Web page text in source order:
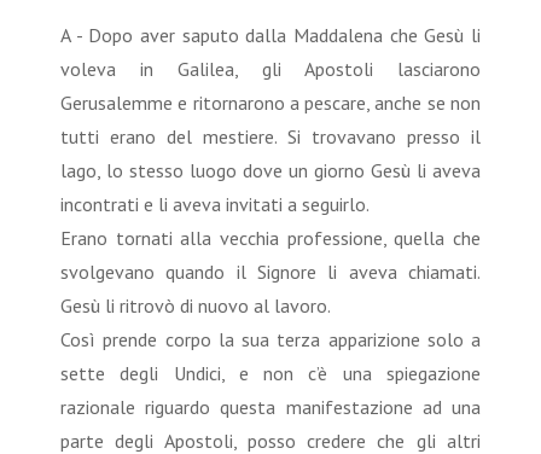
A - Dopo aver saputo dalla Maddalena che Gesù li
voleva in Galilea, gli Apostoli lasciarono
Gerusalemme e ritornarono a pescare, anche se non
tutti erano del mestiere. Si trovavano presso il
lago, lo stesso luogo dove un giorno Gesù li aveva
incontrati e li aveva invitati a seguirlo.
Erano tornati alla vecchia professione, quella che
svolgevano quando il Signore li aveva chiamati.
Gesù li ritrovò di nuovo al lavoro.
Così prende corpo la sua terza apparizione solo a
sette degli Undici, e non c’è una spiegazione
razionale riguardo questa manifestazione ad una
parte degli Apostoli, posso credere che gli altri